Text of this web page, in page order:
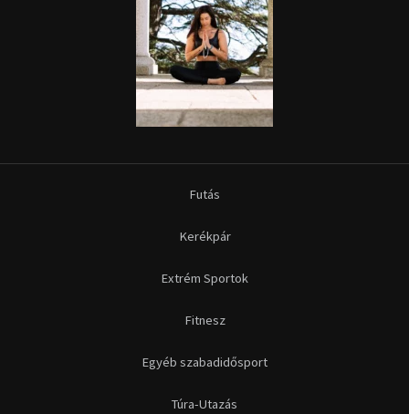
Futás
Kerékpár
Extrém Sportok
Fitnesz
Egyéb szabadidősport
Túra-Utazás